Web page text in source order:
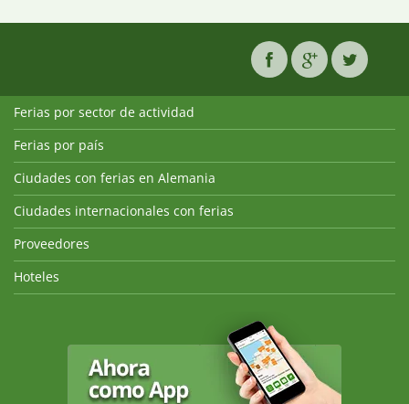
Ferias por sector de actividad
Ferias por país
Ciudades con ferias en Alemania
Ciudades internacionales con ferias
Proveedores
Hoteles